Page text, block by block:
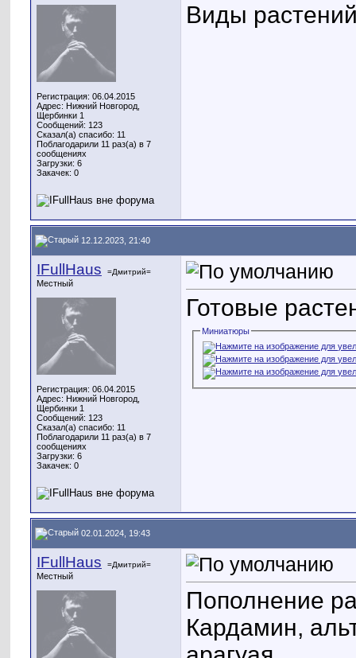
Регистрация: 06.04.2015
Адрес: Нижний Новгород,
Щербинки 1
Сообщений: 123
Сказал(а) спасибо: 11
Поблагодарили 11 раз(а) в 7
сообщениях
Загрузки: 6
Закачек: 0
Виды
12.12.2023, 21:40
IFullHaus =Дмитрий=
Местный
Регистрация: 06.04.2015
Адрес: Нижний Новгород,
Щербинки 1
Сообщений: 123
Сказал(а) спасибо: 11
Поблагодарили 11 раз(а) в 7
сообщениях
Загрузки: 6
Закачек: 0
Готовые
Миниатюры
02.01.2024, 19:43
IFullHaus =Дмитрий=
Местный
Пополнение
Кардамин,